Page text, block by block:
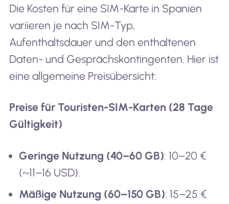
Die Kosten für eine SIM-Karte in Spanien
variieren je nach SIM-Typ,
Aufenthaltsdauer und den enthaltenen
Daten- und Gesprächskontingenten. Hier ist
eine allgemeine Preisübersicht:
Preise für Touristen-SIM-Karten (28 Tage
Gültigkeit)
Geringe Nutzung (40–60 GB): 10–20 €
(~11–16 USD).
Mäßige Nutzung (60–150 GB): 15–25 €